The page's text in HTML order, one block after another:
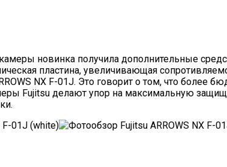
новинка получила дополнительные
пластина, увеличивающая
NX F-01J. Это говорит о том, что более
Fujitsu делают упор на максимальную